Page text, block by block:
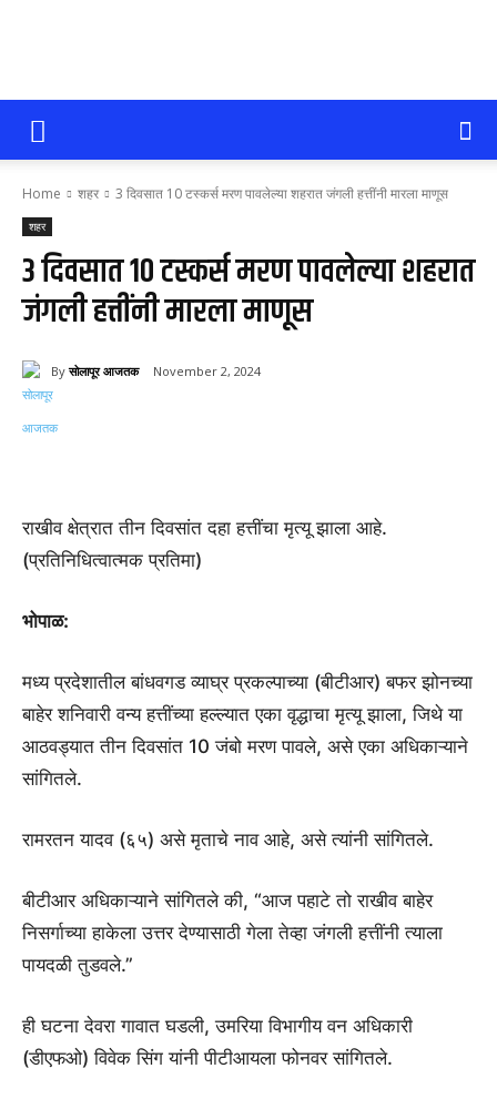
सोलापूर
आजतक
Home शहर 3 दिवसात 10 टस्कर्स मरण पावलेल्या शहरात जंगली हत्तींनी मारला माणूस
शहर
3 दिवसात 10 टस्कर्स मरण पावलेल्या शहरात
जंगली हत्तींनी मारला माणूस
By सोलापूर आजतक November 2, 2024
राखीव क्षेत्रात तीन दिवसांत दहा हत्तींचा मृत्यू झाला आहे.
(प्रतिनिधित्वात्मक प्रतिमा)
भोपाळ:
मध्य प्रदेशातील बांधवगड व्याघ्र प्रकल्पाच्या (बीटीआर) बफर झोनच्या
बाहेर शनिवारी वन्य हत्तींच्या हल्ल्यात एका वृद्धाचा मृत्यू झाला, जिथे या
आठवड्यात तीन दिवसांत 10 जंबो मरण पावले, असे एका अधिकाऱ्याने
सांगितले.
रामरतन यादव (६५) असे मृताचे नाव आहे, असे त्यांनी सांगितले.
बीटीआर अधिकाऱ्याने सांगितले की, “आज पहाटे तो राखीव बाहेर
निसर्गाच्या हाकेला उत्तर देण्यासाठी गेला तेव्हा जंगली हत्तींनी त्याला
पायदळी तुडवले.”
ही घटना देवरा गावात घडली, उमरिया विभागीय वन अधिकारी
(डीएफओ) विवेक सिंग यांनी पीटीआयला फोनवर सांगितले.